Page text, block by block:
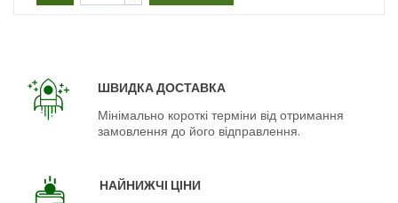
ШВИДКА ДОСТАВКА
Мінімально короткі терміни від отримання
замовлення до його відправлення.
НАЙНИЖЧІ ЦІНИ